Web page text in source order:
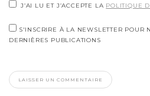
J’AI LU ET J’ACCEPTE LA POLITIQUE
S'INSCRIRE À LA NEWSLETTER POUR
DERNIÈRES PUBLICATIONS